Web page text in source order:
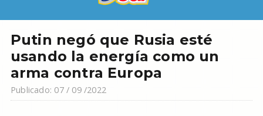
Putin negó que Rusia esté
usando la energía como un
arma contra Europa
Publicado: 07 / 09 /2022